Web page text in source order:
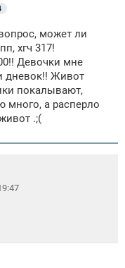
может ли
хгч 317!
Девочки мне
дневок!! Живот
покалывают,
много, а расперло
.;(